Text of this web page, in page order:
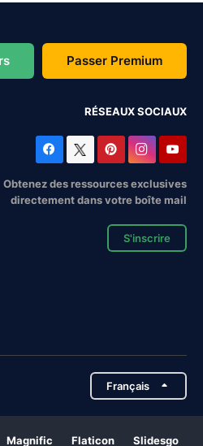
Passer Premium
RÉSEAUX SOCIAUX
Obtenez des ressources exclusives
directement dans votre boîte mail
S'inscrire
Français
Magnific Flaticon Slidesgo